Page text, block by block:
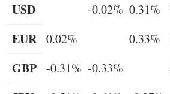
USD
-0.02% 0.31%
EUR 0.02% 0.33%
GBP -0.31% -0.33%